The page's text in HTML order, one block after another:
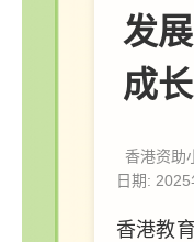
发
成
香港资助
日期:
香港教